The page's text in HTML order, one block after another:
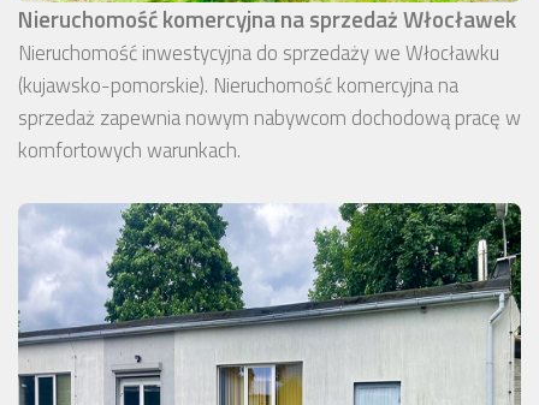
Nieruchomość komercyjna na sprzedaż Włocławek
Nieruchomość inwestycyjna do sprzedaży we Włocławku
(kujawsko-pomorskie). Nieruchomość komercyjna na
sprzedaż zapewnia nowym nabywcom dochodową pracę w
komfortowych warunkach.